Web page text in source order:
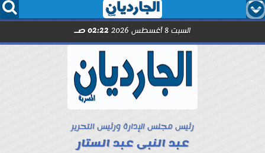
  
السبت 8 أغسطس 2026 02:22 صـ
رئيس مجلس الإدارة ورئيس التحرير
عبد النبى عبد الستار